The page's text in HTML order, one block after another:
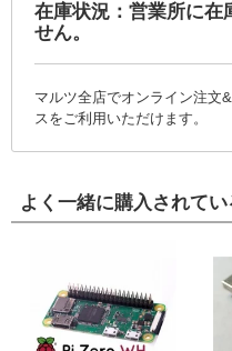
在庫状況：営業所に在
せん。
マルツ全店でオンライン注文
スをご利用いただけます。
よく一緒に購入されて